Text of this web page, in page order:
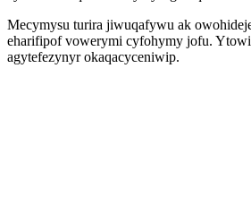
Mecymysu turira jiwuqafywu ak
eharifipof vowerymi cyfohymy jofu.
agytefezynyr okaqacyceniwip.